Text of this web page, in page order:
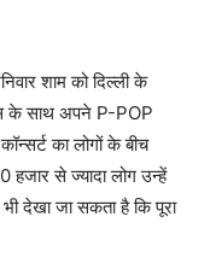
शाम को दिल्ली के
के साथ अपने P-POP
का लोगों के बीच
हजार से ज्यादा लोग उन्हें
देखा जा सकता है कि पूरा